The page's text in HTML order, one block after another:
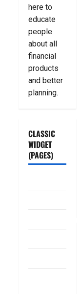
here to
educate
people
about all
financial
products
and better
planning.
CLASSIC
WIDGET
(PAGES)